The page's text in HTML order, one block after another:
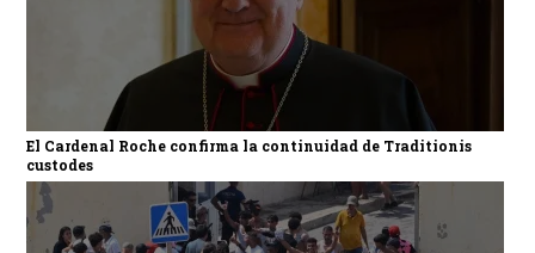
El Cardenal Roche confirma la continuidad de Traditionis
custodes